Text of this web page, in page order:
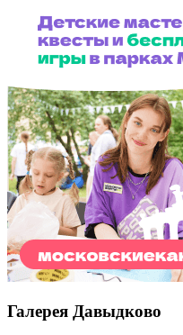
Галерея Давыдково